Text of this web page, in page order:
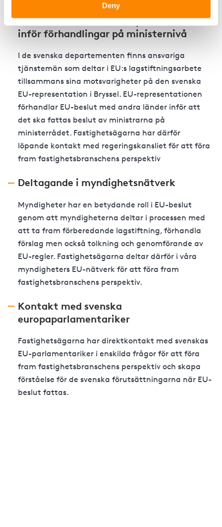
Deny
Kontakt med svenska departement
inför förhandlingar på ministernivå
I de svenska departementen finns ansvariga
tjänstemän som deltar i EU:s lagstiftningsarbete
tillsammans sina motsvarigheter på den svenska
EU-representation i Bryssel. EU-representationen
förhandlar EU-beslut med andra länder inför att
det ska fattas beslut av ministrarna på
ministerrådet. Fastighetsägarna har därför
löpande kontakt med regeringskansliet för att föra
fram fastighetsbranschens perspektiv
Deltagande i myndighetsnätverk
Myndigheter har en betydande roll i EU-beslut
genom att myndigheterna deltar i processen med
att ta fram förberedande lagstiftning, förhandla
förslag men också tolkning och genomförande av
EU-regler. Fastighetsägarna deltar därför i våra
myndigheters EU-nätverk för att föra fram
fastighetsbranschens perspektiv.
Kontakt med svenska
europaparlamentariker
Fastighetsägarna har direktkontakt med svenskas
EU-parlamentariker i enskilda frågor för att föra
fram fastighetsbranschens perspektiv och skapa
förståelse för de svenska förutsättningarna när EU-
beslut fattas.